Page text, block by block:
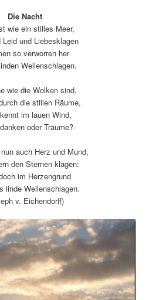
Die Nacht
wie ein stilles Meer,
Leid und Liebesklagen
so verworren her
Wellenschlagen.
wie die Wolken sind,
die stillen Räume,
im lauen Wind,
oder Träume?-
auch Herz und Mund,
den Sternen klagen:
im Herzengrund
linde Wellenschlagen.
v. Eichendorff)